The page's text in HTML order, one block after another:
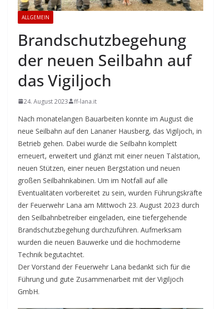
ALLGEMEIN
Brandschutzbegehung
der neuen Seilbahn auf
das Vigiljoch
24. August 2023 ff-lana.it
Nach monatelangen Bauarbeiten konnte im August die
neue Seilbahn auf den Lananer Hausberg, das Vigiljoch, in
Betrieb gehen. Dabei wurde die Seilbahn komplett
erneuert, erweitert und glänzt mit einer neuen Talstation,
neuen Stützen, einer neuen Bergstation und neuen
großen Seilbahnkabinen. Um im Notfall auf alle
Eventualitäten vorbereitet zu sein, wurden Führungskräfte
der Feuerwehr Lana am Mittwoch 23. August 2023 durch
den Seilbahnbetreiber eingeladen, eine tiefergehende
Brandschutzbegehung durchzuführen. Aufmerksam
wurden die neuen Bauwerke und die hochmoderne
Technik begutachtet.
Der Vorstand der Feuerwehr Lana bedankt sich für die
Führung und gute Zusammenarbeit mit der Vigiljoch
GmbH.